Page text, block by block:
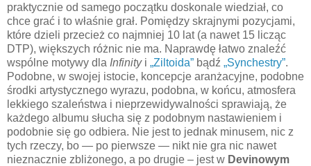
praktycznie od samego początku doskonale wiedział, co
chce grać i to właśnie grał. Pomiędzy skrajnymi pozycjami,
które dzieli przecież co najmniej 10 lat (a nawet 15 licząc
DTP), większych różnic nie ma. Naprawdę łatwo znaleźć
wspólne motywy dla Infinityi „Ziltoida” bądź „Synchestry”.
Podobne, w swojej istocie, koncepcje aranżacyjne, podobne
środki artystycznego wyrazu, podobna, w końcu, atmosfera
lekkiego szaleństwa i nieprzewidywalności sprawiają, że
każdego albumu słucha się z podobnym nastawieniem i
podobnie się go odbiera. Nie jest to jednak minusem, nic z
tych rzeczy, bo — po pierwsze — nikt nie gra nic nawet
nieznacznie zbliżonego, a po drugie – jest w Devinowym